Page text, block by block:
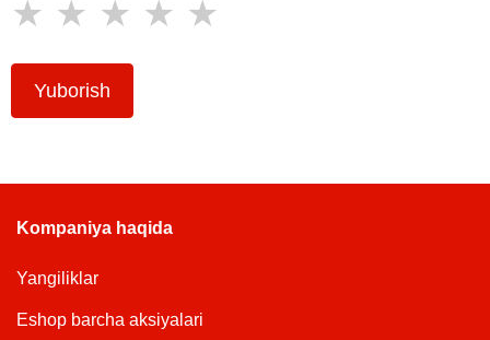
Yuborish
Kompaniya haqida
Yangiliklar
Eshop barcha aksiyalari